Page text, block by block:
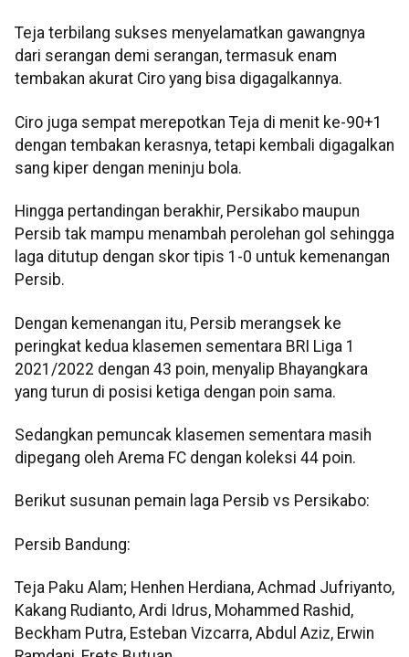
Teja terbilang sukses menyelamatkan gawangnya
dari serangan demi serangan, termasuk enam
tembakan akurat Ciro yang bisa digagalkannya.
Ciro juga sempat merepotkan Teja di menit ke-90+1
dengan tembakan kerasnya, tetapi kembali digagalkan
sang kiper dengan meninju bola.
Hingga pertandingan berakhir, Persikabo maupun
Persib tak mampu menambah perolehan gol sehingga
laga ditutup dengan skor tipis 1-0 untuk kemenangan
Persib.
Dengan kemenangan itu, Persib merangsek ke
peringkat kedua klasemen sementara BRI Liga 1
2021/2022 dengan 43 poin, menyalip Bhayangkara
yang turun di posisi ketiga dengan poin sama.
Sedangkan pemuncak klasemen sementara masih
dipegang oleh Arema FC dengan koleksi 44 poin.
Berikut susunan pemain laga Persib vs Persikabo:
Persib Bandung:
Teja Paku Alam; Henhen Herdiana, Achmad Jufriyanto,
Kakang Rudianto, Ardi Idrus, Mohammed Rashid,
Beckham Putra, Esteban Vizcarra, Abdul Aziz, Erwin